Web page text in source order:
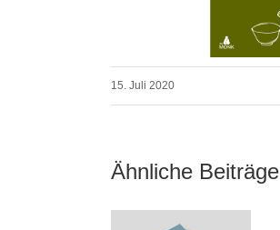
15. Juli 2020
Ähnliche Beiträge